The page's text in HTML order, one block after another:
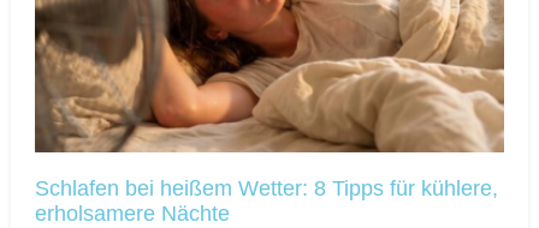
Schlafen bei heißem Wetter: 8 Tipps für kühlere,
erholsamere Nächte